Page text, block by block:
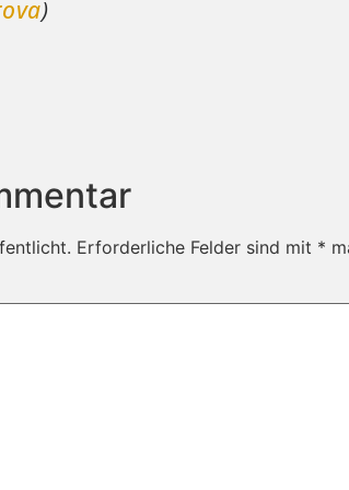
)
Erforderliche Felder sind mit *